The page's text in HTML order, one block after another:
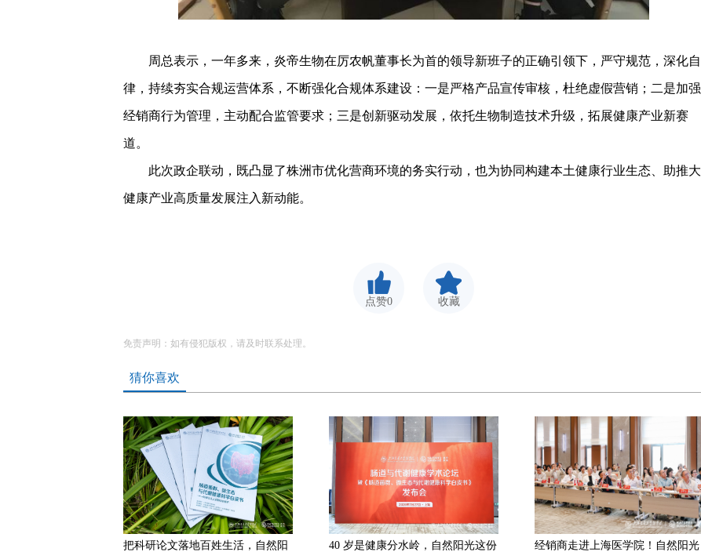
周总表示，一年多来，炎帝生物在厉农帆董事长为首的领导新班子的正确引领下，严守规范，深化自
律，持续夯实合规运营体系，不断强化合规体系建设：一是严格产品宣传审核，杜绝虚假营销；二是加强
经销商行为管理，主动配合监管要求；三是创新驱动发展，依托生物制造技术升级，拓展健康产业新赛
道。
此次政企联动，既凸显了株洲市优化营商环境的务实行动，也为协同构建本土健康行业生态、助推大
健康产业高质量发展注入新动能。
点赞0 收藏
免责声明：如有侵犯版权，请及时联系处理。
猜你喜欢
把科研论文落地百姓生活，自然阳
40 岁是健康分水岭，自然阳光这份
经销商走进上海医学院！自然阳光